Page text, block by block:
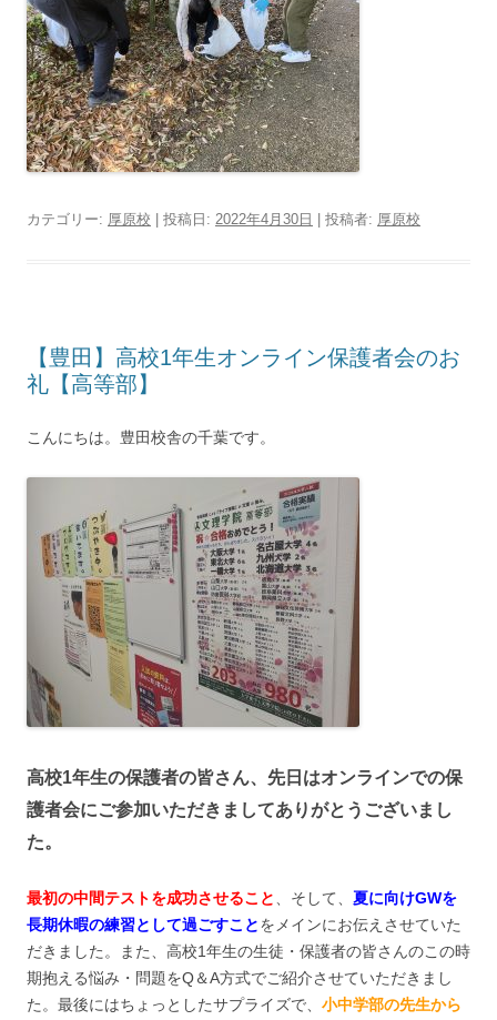
カテゴリー: 厚原校 | 投稿日: 2022年4月30日 投稿者: 厚原校
【豊田】高校1年生オンライン保護者会のお
礼【高等部】
こんにちは。豊田校舎の千葉です。
高校1年生の保護者の皆さん、先日はオンラインでの保
護者会にご参加いただきましてありがとうございまし
た。
最初の中間テストを成功させること 、そして、 夏に向けGWを
長期休暇の練習として過ごすことをメインにお伝えさせていた
だきました。また、高校1年生の生徒・保護者の皆さんのこの時
期抱える悩み・問題をQ＆A方式でご紹介させていただきまし
た。最後にはちょっとしたサプライズで、 小中学部の先生から